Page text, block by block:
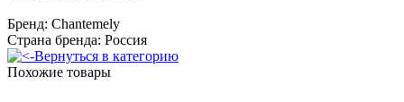
Бренд: Chantemely
Страна бренда: Россия
Вернуться в категорию
Похожие товары